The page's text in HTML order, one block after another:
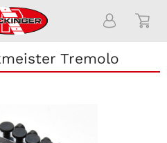
Tremolo